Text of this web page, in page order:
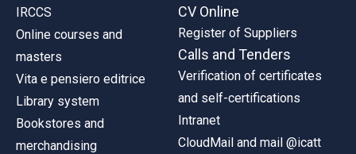
IRCCS
Online courses and
masters
Vita e pensiero editrice
Library system
Bookstores and
merchandising
CV Online
Register of Suppliers
Calls and Tenders
Verification of certificates
and self-certifications
Intranet
CloudMail and mail @icatt